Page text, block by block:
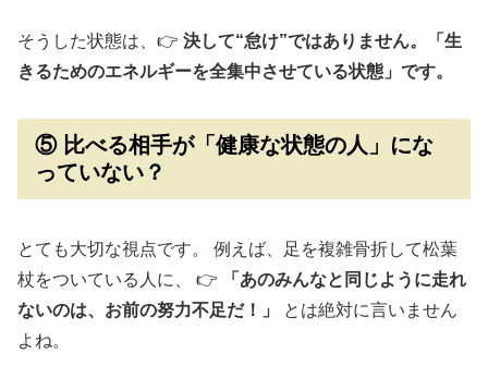
そうした状態は、👉 決して“怠け”ではありません。「生
きるためのエネルギーを全集中させている状態」です。
⑤ 比べる相手が「健康な状態の人」にな
っていない？
とても大切な視点です。 例えば、足を複雑骨折して松葉
杖をついている人に、 👉
「あのみんなと同じように走れ
ないのは、お前の努力不足だ！」
とは絶対に言いません
よね。